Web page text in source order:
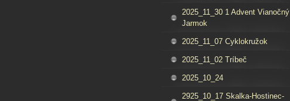
2025_11_30 1 Advent Vianočný
Jarmok
2025_11_07 Cyklokružok
2025_11_02 Tríbeč
2025_10_24
2925_10_17 Skalka-Hostinec-